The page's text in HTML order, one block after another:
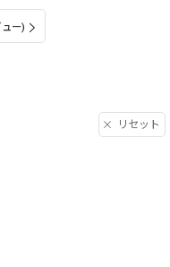
ー)
リセット